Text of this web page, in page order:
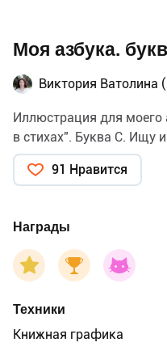
Моя азбука.
Виктория Ватолина
Иллюстрация для моего
в стихах". Буква С. Ищу
91 Нравится
Награды
Техники
Книжная графика